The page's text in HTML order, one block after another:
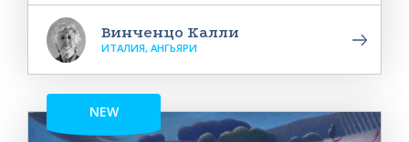
Винченцо Калли
ИТАЛИЯ, АНГЬЯРИ
NEW